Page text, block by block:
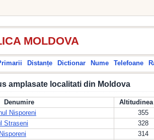
MOLDOVA
Distanțe Dictionar Nume Telefoane
amplasate localitati din Moldova
Denumire
Altitudinea
Nisporeni
355
Straseni
328
314